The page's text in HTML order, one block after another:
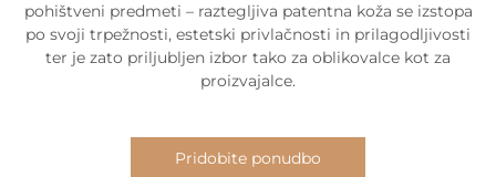
pohištveni predmeti – raztegljiva patentna koža se izstopa
po svoji trpežnosti, estetski privlačnosti in prilagodljivosti
ter je zato priljubljen izbor tako za oblikovalce kot za
proizvajalce.
Pridobite ponudbo